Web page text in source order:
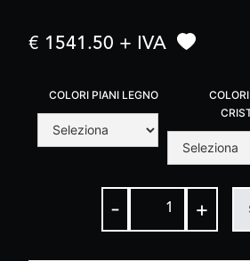
€ 1541.50 + IVA
COLORI PIANI LEGNO
- +